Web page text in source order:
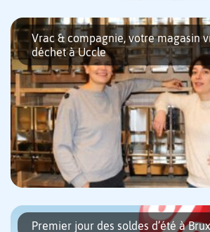
Bruxelles n’est pas la première ville à
on parle de mode. Milan, Paris, Londres,
Düsseldorf, à quelques heures de route, s’est
[…]
Vrac & compagnie, votre magasin
déchet à Uccle
Le 16 janvier 2020, un tout nouveau
ouvrait ses portes à Uccle. Situé sur la place
Premier jour des soldes d’été à